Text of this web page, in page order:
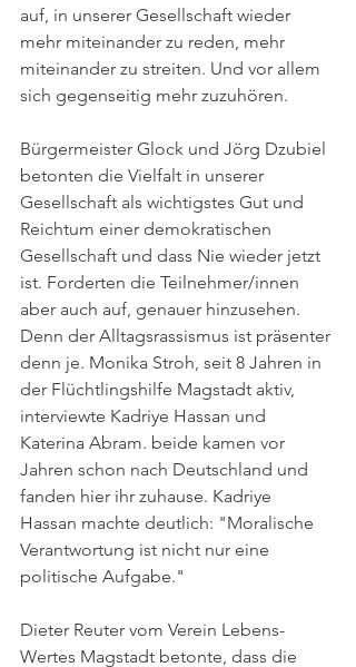
auf, in unserer Gesellschaft wieder
mehr miteinander zu reden, mehr
miteinander zu streiten. Und vor allem
sich gegenseitig mehr zuzuhören.
Bürgermeister Glock und Jörg Dzubiel
betonten die Vielfalt in unserer
Gesellschaft als wichtigstes Gut und
Reichtum einer demokratischen
Gesellschaft und dass Nie wieder jetzt
ist. Forderten die Teilnehmer/innen
aber auch auf, genauer hinzusehen.
Denn der Alltagsrassismus ist präsenter
denn je. Monika Stroh, seit 8 Jahren in
der Flüchtlingshilfe Magstadt aktiv,
interviewte Kadriye Hassan und
Katerina Abram. beide kamen vor
Jahren schon nach Deutschland und
fanden hier ihr zuhause. Kadriye
Hassan machte deutlich: "Moralische
Verantwortung ist nicht nur eine
politische Aufgabe."
Dieter Reuter vom Verein Lebens-
Wertes Magstadt betonte, dass die